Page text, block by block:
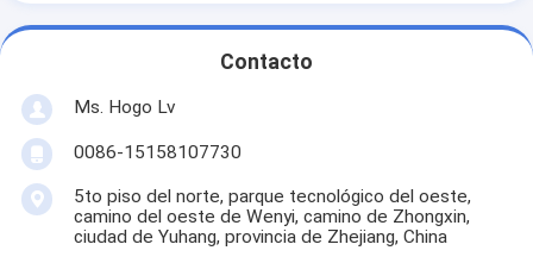
Contacto
Ms. Hogo Lv
0086-15158107730
5to piso del norte, parque tecnológico del oeste,
camino del oeste de Wenyi, camino de Zhongxin,
ciudad de Yuhang, provincia de Zhejiang, China